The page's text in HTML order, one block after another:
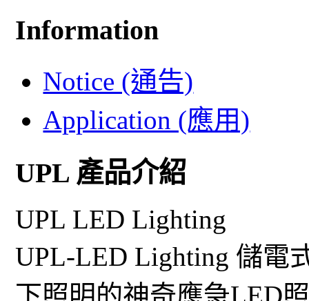
Information
Notice (通告)
Application (應用)
UPL 產品介紹
UPL LED Lighting
UPL-LED Lighting 儲電
下照明的神奇應急LED